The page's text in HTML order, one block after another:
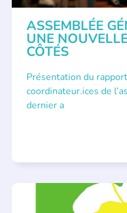
ASSEMBLÉE
UNE
CÔTÉS
Présentation du
coordinateur.ices de
dernier a
BIBLIOTHÈQUES